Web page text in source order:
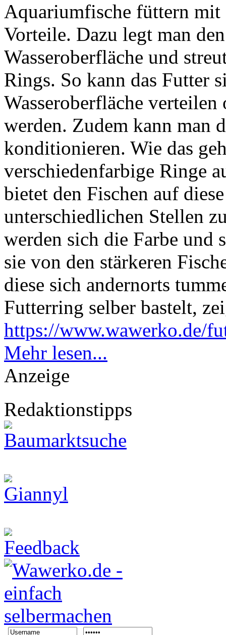
Aquariumfische füttern
Vorteile. Dazu legt man
Wasseroberfläche und
Rings. So kann das Futter
Wasseroberfläche
werden. Zudem kann man
konditionieren. Wie das
verschiedenfarbige Ringe
bietet den Fischen auf
unterschiedlichen Stellen
werden sich die Farbe und
sie von den stärkeren
diese sich andernorts
Futterring selber bastelt,
https://www.wawerko.de/
Mehr lesen...
Anzeige
Redaktionstipps